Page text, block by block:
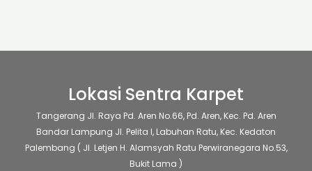
di
di
di
Lokasi Sentra Karpet
Tangerang Jl. Raya Pd. Aren No.66, Pd. Aren, Kec. Pd. Aren
Bandar Lampung Jl. Pelita I, Labuhan Ratu, Kec. Kedaton
Palembang ( Jl. Letjen H. Alamsyah Ratu Perwiranegara No.53,
Bukit Lama )